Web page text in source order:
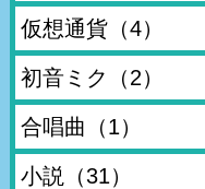
仮想通貨（4）
初音ミク （2）
合唱曲 （1）
小説 （31）